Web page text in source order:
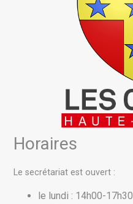
Horaires
Le secrétariat est ouvert :
le lundi : 14h00-17h30